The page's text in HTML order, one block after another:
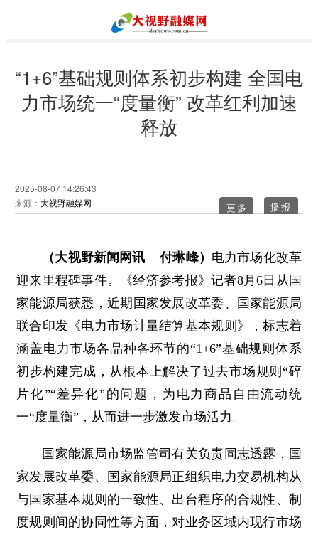
“1+6”基础规则体系初步构建 全国电
力市场统一“度量衡” 改革红利加速
释放
2025-08-07 14:26:43
来源： 大视野融媒网 更多
（大视野新闻网讯 付琳峰） 电力市场化改革
迎来里程碑事件。《经济参考报》记者8月6日从国
家能源局获悉，近期国家发展改革委、国家能源局
联合印发《电力市场计量结算基本规则》，标志着
涵盖电力市场各品种各环节的“1+6”基础规则体系
初步构建完成，从根本上解决了过去市场规则“碎
片化”“差异化”的问题，为电力商品自由流动统
一“度量衡”，从而进一步激发市场活力。
国家能源局市场监管司有关负责同志透露，国
家发展改革委、国家能源局正组织电力交易机构从
与国家基本规则的一致性、出台程序的合规性、制
度规则间的协同性等方面，对业务区域内现行市场